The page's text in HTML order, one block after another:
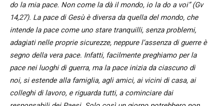
do la mia pace. Non come la dà il mondo, io la do a voi” (Gv
14,27). La pace di Gesù è diversa da quella del mondo, che
intende la pace come uno stare tranquilli, senza problemi,
adagiati nelle proprie sicurezze, neppure l’assenza di guerre è
segno della vera pace. Infatti, facilmente preghiamo per la
pace nei luoghi di guerra, ma la pace inizia da ciascuno di
noi, si estende alla famiglia, agli amici, ai vicini di casa, ai
colleghi di lavoro, e riguarda tutti, a cominciare dai